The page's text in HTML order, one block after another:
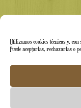
Utilizamos cookies técnicas y,
Puede aceptarlas, rechazarlas o
Arti&Inventive ®
Empresa inscrita
Índice Económico-